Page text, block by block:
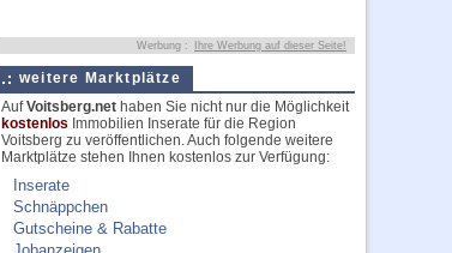
Werbung : Ihre Werbung auf dieser Seite!
weitere Marktplätze
AufVoitsberg.net haben Sie nicht nur die Möglichkeit
kostenlos Immobilien Inserate für die Region
Voitsberg zu veröffentlichen. Auch folgende weitere
Marktplätze stehen Ihnen kostenlos zur Verfügung:
Inserate
Schnäppchen
Gutscheine & Rabatte